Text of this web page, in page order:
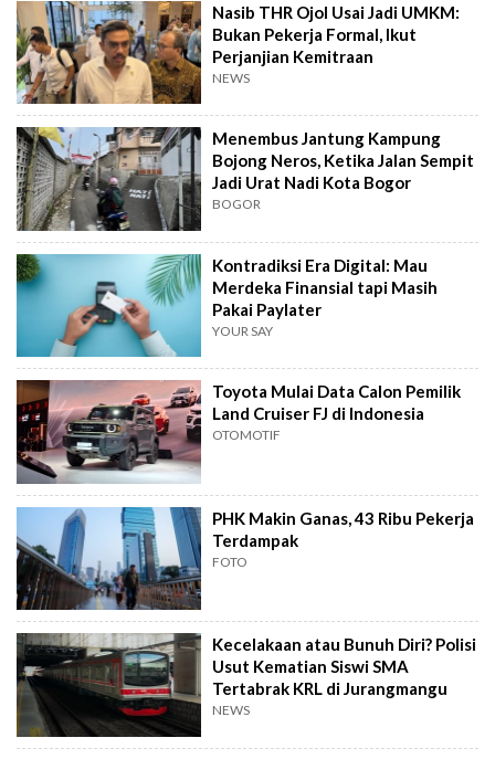
Nasib THR Ojol Usai Jadi UMKM:
Bukan Pekerja Formal, Ikut
Perjanjian Kemitraan
NEWS
Menembus Jantung Kampung
Bojong Neros, Ketika Jalan Sempit
Jadi Urat Nadi Kota Bogor
BOGOR
Kontradiksi Era Digital: Mau
Merdeka Finansial tapi Masih
Pakai Paylater
YOUR SAY
Toyota Mulai Data Calon Pemilik
Land Cruiser FJ di Indonesia
OTOMOTIF
PHK Makin Ganas, 43 Ribu Pekerja
Terdampak
FOTO
Kecelakaan atau Bunuh Diri? Polisi
Usut Kematian Siswi SMA
Tertabrak KRL di Jurangmangu
NEWS